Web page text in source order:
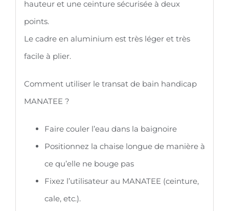
hauteur et une ceinture sécurisée à deux
points.
Le cadre en aluminium est très léger et très
facile à plier.
Comment utiliser le transat de bain handicap
MANATEE ?
Faire couler l’eau dans la baignoire
Positionnez la chaise longue de manière à
ce qu’elle ne bouge pas
Fixez l’utilisateur au MANATEE (ceinture,
cale, etc.).